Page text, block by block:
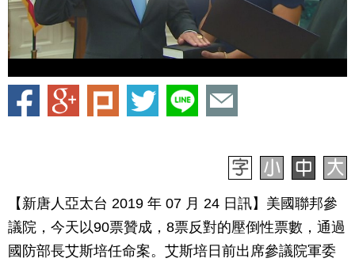
【新唐人亞太台 2019 年 07 月 24 日訊】美國聯邦參
議院，今天以90票贊成，8票反對的壓倒性票數，通過
國防部長艾斯培任命案。艾斯培日前出席參議院軍委